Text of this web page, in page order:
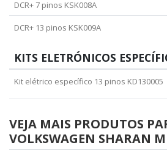
DCR+ 7 pinos KSK008A
DCR+ 13 pinos KSK009A
KITS ELETRÓNICOS
Kit elétrico específico 13 pinos KD130005
VEJA MAIS PRODUTOS
VOLKSWAGEN SHARAN